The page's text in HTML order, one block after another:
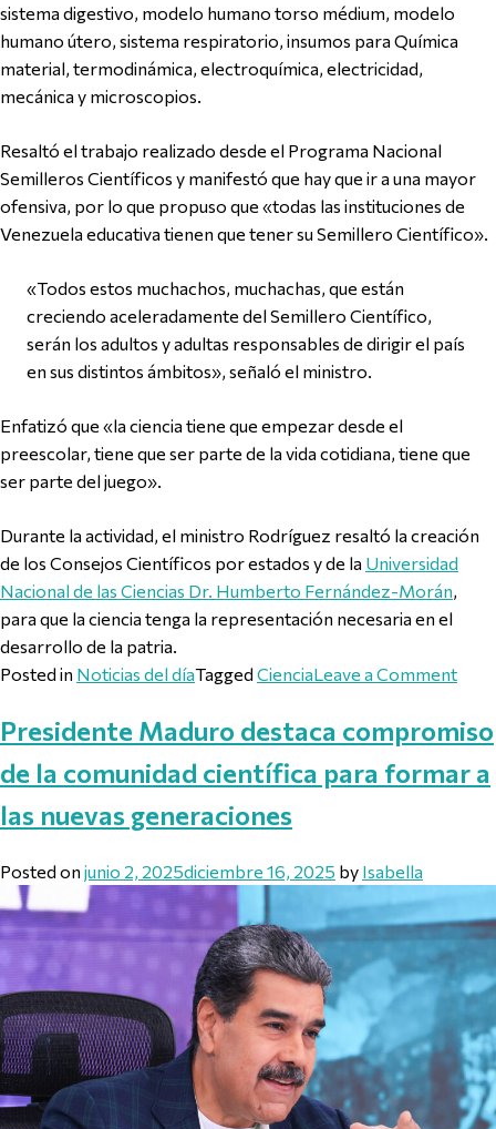
sistema digestivo, modelo humano torso médium, modelo
humano útero, sistema respiratorio, insumos para Química
material, termodinámica, electroquímica, electricidad,
mecánica y microscopios.
Resaltó el trabajo realizado desde el Programa Nacional
Semilleros Científicos y manifestó que hay que ir a una mayor
ofensiva, por lo que propuso que «todas las instituciones de
Venezuela educativa tienen que tener su Semillero Científico».
«Todos estos muchachos, muchachas, que están
creciendo aceleradamente del Semillero Científico,
serán los adultos y adultas responsables de dirigir el país
en sus distintos ámbitos», señaló el ministro.
Enfatizó que «la ciencia tiene que empezar desde el
preescolar, tiene que ser parte de la vida cotidiana, tiene que
ser parte del juego».
Durante la actividad, el ministro Rodríguez resaltó la creación
de los Consejos Científicos por estados y de la Universidad
Nacional de las Ciencias Dr. Humberto Fernández-Morán,
para que la ciencia tenga la representación necesaria en el
desarrollo de la patria.
Posted in Noticias del díaTagged CienciaLeave a Commenton
Presidente Maduro destaca compromiso
de la comunidad científica para formar a
las nuevas generaciones
Posted on junio 2, 2025diciembre 16, 2025 by Isabella